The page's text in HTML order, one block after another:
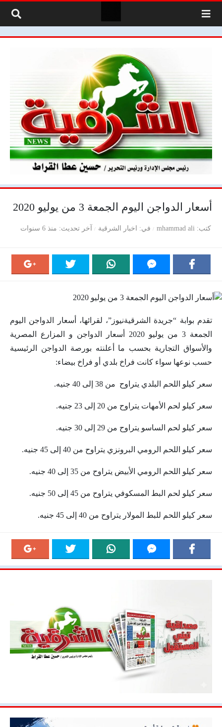
أسعار الدواجن اليوم الجمعة 3 من يوليو 2020
كتب mhammad ali في اخبار الشرقية آخر تحديث منذ 6 سنوات
تقدم بوابة “جريدة الشرقيةنيوز”، لقرائها، أسعار الدواجن اليوم
الجمعة 3 من يوليو 2020 أسعار الدواجن و المزارع المصرية
والأسواق التجارية بحسب ما أعلنته بورصة الدواجن الرئيسية
حسب نوعها سواء كانت فراخ بلدي أو فراخ بيضاء:
سعر كيلو اللحم البلدي يتراوح من 38 إلى 40 جنيه.
سعر كيلو لحم الأمهات يتراوح من 20 إلى 23 جنيه.
سعر كيلو لحم الساسو يتراوح من 29 إلى 30 جنيه.
سعر كيلو اللحم الرومي البرونزي يتراوح من 40 إلى 45 جنيه.
سعر كيلو اللحم الرومي الأبيض يتراوح من 35 إلى 40 جنيه.
سعر كيلو لحم البط المسكوفي يتراوح من 45 إلى 50 جنيه.
سعر كيلو اللحم للبط المولار يتراوح من 40 إلى 45 جنيه.